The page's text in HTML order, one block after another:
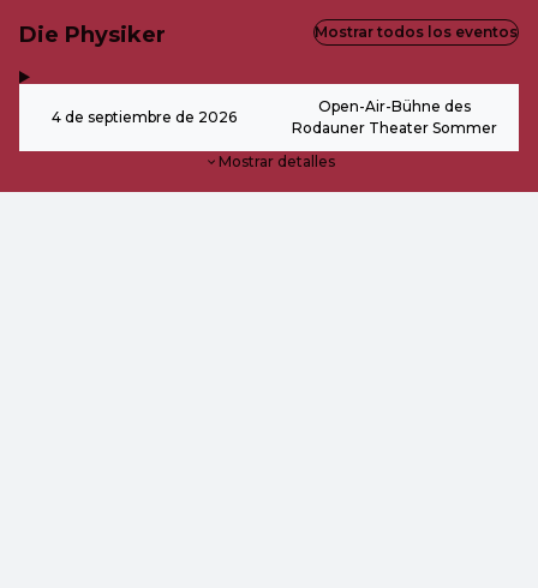
Die Physiker
4 de septiembre de 2026
Open-Air-Bühne des
Rodauner Theater Sommer
Mostrar detalles
Mostrar todos los eventos